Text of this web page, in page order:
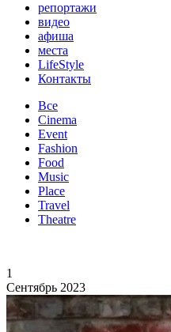
репортажи
видео
афиша
места
LifeStyle
Контакты
Все
Cinema
Event
Fashion
Food
Music
Place
Travel
Theatre
1
Сентябрь 2023